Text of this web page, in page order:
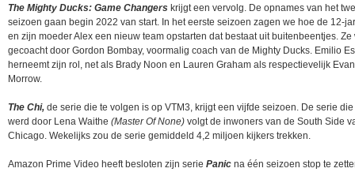
The Mighty Ducks: Game Changers krijgt een vervolg. De opnames van het
seizoen gaan begin 2022 van start. In het eerste seizoen zagen we hoe de 12-
en zijn moeder Alex een nieuw team opstarten dat bestaat uit buitenbeentjes. Ze
gecoacht door Gordon Bombay, voormalig coach van de Mighty Ducks. Emilio
herneemt zijn rol, net als Brady Noon en Lauren Graham als respectievelijk
Morrow.
The Chi, de serie die te volgen is op VTM3, krijgt een vijfde seizoen. De serie
werd door Lena Waithe (Master Of None) volgt de inwoners van de South Side
Chicago. Wekelijks zou de serie gemiddeld 4,2 miljoen kijkers trekken.
Amazon Prime Video heeft besloten zijn serie Panic na één seizoen stop te